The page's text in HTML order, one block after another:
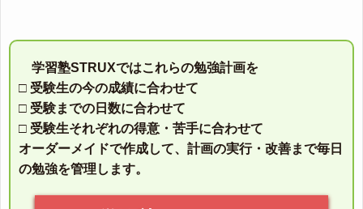
学習塾STRUXではこれらの勉強計画を
□ 受験生の今の成績に合わせて
□ 受験までの日数に合わせて
□ 受験生それぞれの得意・苦手に合わせて
オーダーメイドで作成して、計画の実行・改善まで毎日
の勉強を管理します。